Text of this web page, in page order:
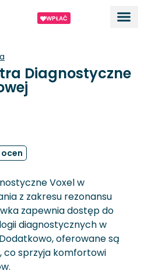
WPŁAĆ
Diagnostyczne
Voxel w
z zakresu rezonansu
zapewnia dostęp do
diagnostycznych w
oferowane są
co sprzyja komfortowi